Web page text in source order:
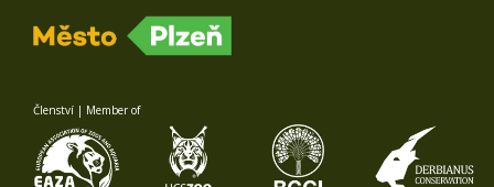
Členství | Member of